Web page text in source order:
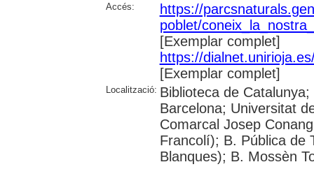
Accés:
https://
poblet/
[Exemplar complet]
https://
[Exemplar complet]
Localització: Biblioteca de
Barcelona; Universitat
Comarcal Josep
Francolí); B. Pública de
Blanques); B. Mossèn